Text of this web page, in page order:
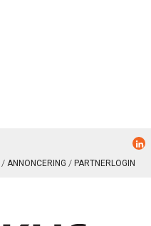
ANNONCERING PARTNERLOGIN